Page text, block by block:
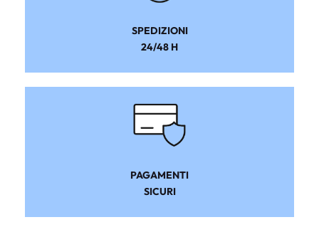
SPEDIZIONI
24/48 H
PAGAMENTI
SICURI